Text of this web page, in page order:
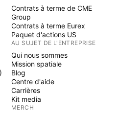
Contrats à terme de CME
Group
Contrats à terme Eurex
Paquet d'actions US
AU SUJET DE L'ENTREPRISE
Qui nous sommes
Mission spatiale
Blog
Centre d'aide
Carrières
Kit media
MERCH